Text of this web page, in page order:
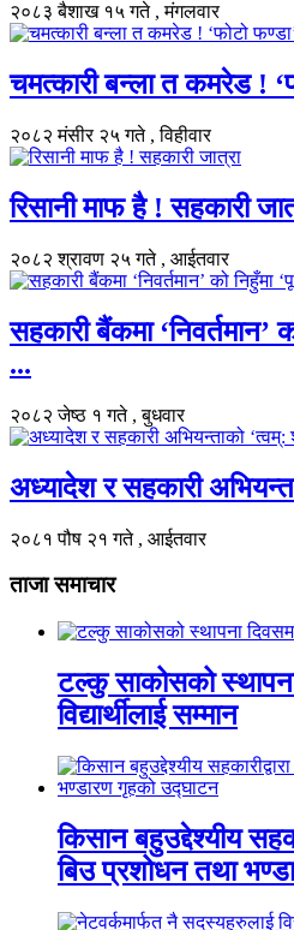
२०८३ बैशाख १५ गते , मंगलवार
चमत्कारी बन्ला त कमरेड !
२०८२ मंसीर २५ गते , विहीवार
रिसानी माफ है ! सहकारी
२०८२ श्रावण २५ गते , आईतवार
सहकारी बैंकमा ‘निवर्तमान’
...
२०८२ जेष्ठ १ गते , बुधवार
अध्यादेश र सहकारी
२०८१ पौष २१ गते , आईतवार
ताजा समाचार
टल्कु साकोसको
विद्यार्थीलाई सम्मान
किसान बहुउद्देश्यीय
बिउ प्रशोधन तथा